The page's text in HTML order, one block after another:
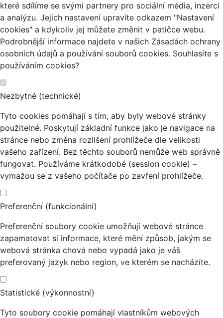
které sdílíme se svými partnery pro sociální média, inzerci
a analýzu. Jejich nastavení upravíte odkazem "Nastavení
cookies" a kdykoliv jej můžete změnit v patičce webu.
Podrobnější informace najdete v našich Zásadách ochrany
osobních údajů a používání souborů cookies. Souhlasíte s
používáním cookies?
Nezbytné (technické)
Tyto cookies pomáhají s tím, aby byly webové stránky
použitelné. Poskytují základní funkce jako je navigace na
stránce nebo změna rozlišení prohlížeče dle velikosti
vašeho zařízení. Bez těchto souborů nemůže web správně
fungovat. Používáme krátkodobé (session cookie) –
vymažou se z vašeho počítače po zavření prohlížeče.
Preferenční (funkcionální)
Preferenční soubory cookie umožňují webové stránce
zapamatovat si informace, které mění způsob, jakým se
webová stránka chová nebo vypadá jako je váš
preferovaný jazyk nebo region, ve kterém se nacházíte.
Statistické (výkonnostní)
Tyto soubory cookie pomáhají vlastníkům webových